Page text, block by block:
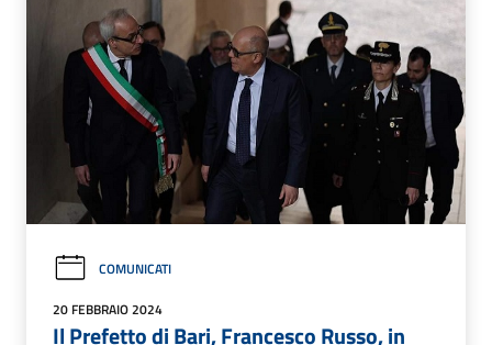
COMUNICATI
20 FEBBRAIO 2024
Il Prefetto di Bari, Francesco Russo, in